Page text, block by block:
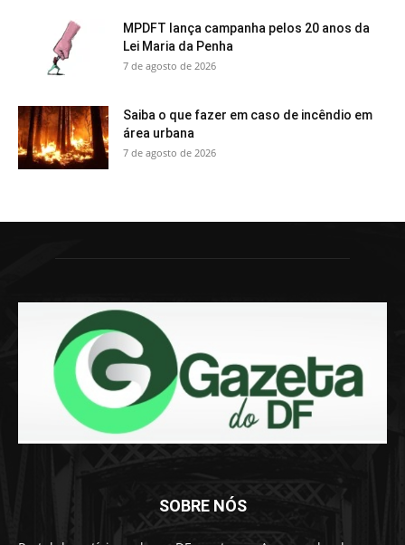
MPDFT lança campanha pelos 20 anos da
Lei Maria da Penha
7 de agosto de 2026
Saiba o que fazer em caso de incêndio em
área urbana
7 de agosto de 2026
SOBRE NÓS